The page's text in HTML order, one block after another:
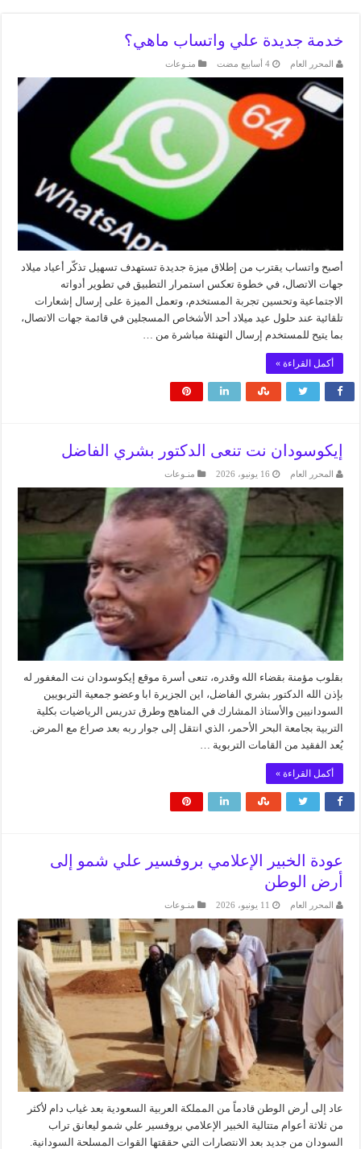
خدمة جديدة علي واتساب ماهي؟
المحرر العام منـوعات
أصبح واتساب يقترب من إطلاق ميزة جديدة تستهدف تسهيل تذكّر أعياد ميلاد
جهات الاتصال، في خطوة تعكس استمرار التطبيق في تطوير أدواته
الاجتماعية وتحسين تجربة المستخدم، وتعمل الميزة على إرسال إشعارات
تلقائية عند حلول عيد ميلاد أحد الأشخاص المسجلين في قائمة جهات الاتصال،
بما يتيح للمستخدم إرسال التهنئة مباشرة من …
أكمل القراءة »
إيكوسودان نت تنعى الدكتور بشري الفاضل
المحرر العام 16 يونيو، 2026 منـوعات
بقلوب مؤمنة بقضاء الله وقدره، تنعى أسرة موقع إيكوسودان نت المغفور له
بإذن الله الدكتور بشري الفاضل، اين الجزيرة ابا وعضو جمعية التربويين
السودانيين والأستاذ المشارك في المناهج وطرق تدريس الرياضيات بكلية
التربية بجامعة البحر الأحمر، الذي انتقل إلى جوار ربه بعد صراع مع المرض.
يُعد الفقيد من القامات التربوية …
أكمل القراءة »
عودة الخبير الإعلامي بروفسير علي شمو إلى
أرض الوطن
المحرر العام 11 يونيو، 2026 منـوعات
عاد إلى أرض الوطن قادماً من المملكة العربية السعودية بعد غياب دام لأكثر
من ثلاثة أعوام متتالية الخبير الإعلامي بروفسير علي شمو ليعانق تراب
السودان من جديد بعد الانتصارات التي حققتها القوات المسلحة السودانية.